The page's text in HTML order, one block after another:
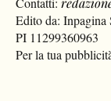
Edito da:
PI 11299360963
Per la tua